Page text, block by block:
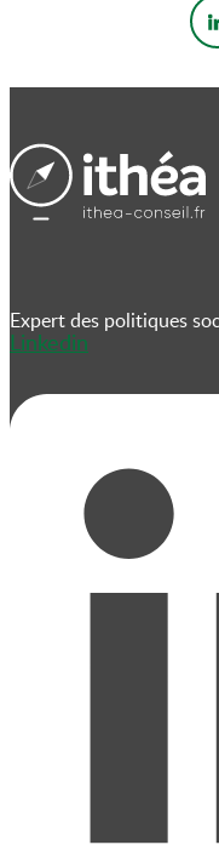
Expert des politiques
Linkedin